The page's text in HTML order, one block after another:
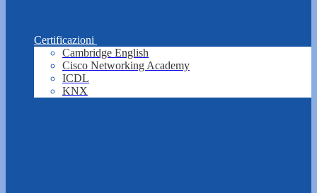
Certificazioni
Cambridge English
Cisco Networking Academy
ICDL
KNX